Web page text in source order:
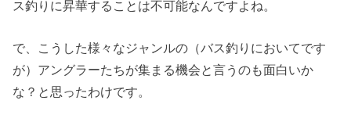
ス釣りに昇華することは不可能なんですよね。
で、こうした様々なジャンルの（バス釣りにおいてです
が）アングラーたちが集まる機会と言うのも面白いか
な？と思ったわけです。